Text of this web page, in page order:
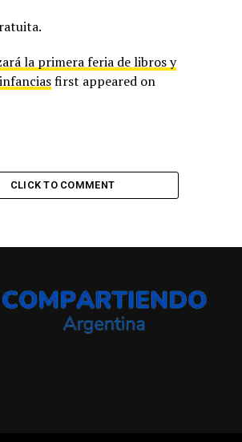
la primera feria de libros y
first appeared on
CLICK TO COMMENT